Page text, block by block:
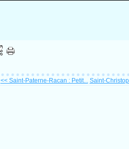
<< Saint-Paterne-Racan : Petit... Saint-